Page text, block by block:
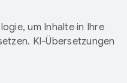
um Inhalte in Ihre
KI-Übersetzungen